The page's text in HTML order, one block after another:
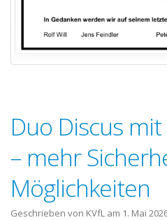
Duo Discus
– mehr
Möglichkeiten
Geschrieben von KVfL am 1. Mai